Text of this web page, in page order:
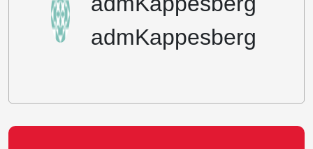
admKappesberg